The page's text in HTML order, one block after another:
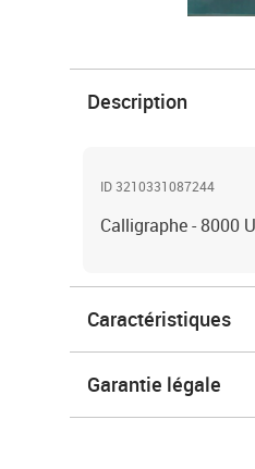
Description
ID 3210331087244
Calligraphe - 8000
Caractéristiques
Garantie légale